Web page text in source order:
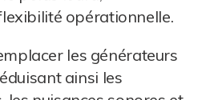
opérationnelle.
les générateurs
ainsi les